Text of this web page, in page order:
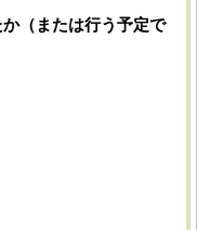
（または行う予定で